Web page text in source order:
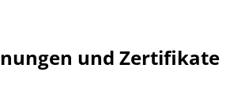
und Zertifikate